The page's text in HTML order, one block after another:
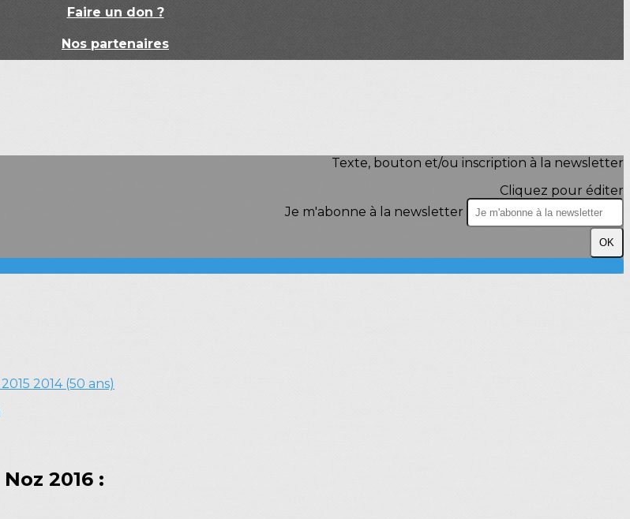
Faire un don ?
Nos partenaires
Texte, bouton et/ou inscription à la newsletter
Cliquez pour éditer
Je m'abonne à la newsletter
OK
2015 2014 (50 ans)
2016 :